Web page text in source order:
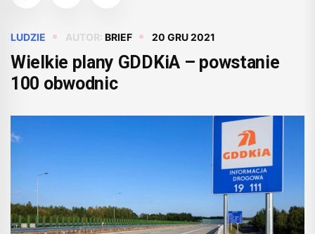
LUDZIE AUTOR: BRIEF 20 GRU 2021
Wielkie plany GDDKiA – powstanie
100 obwodnic